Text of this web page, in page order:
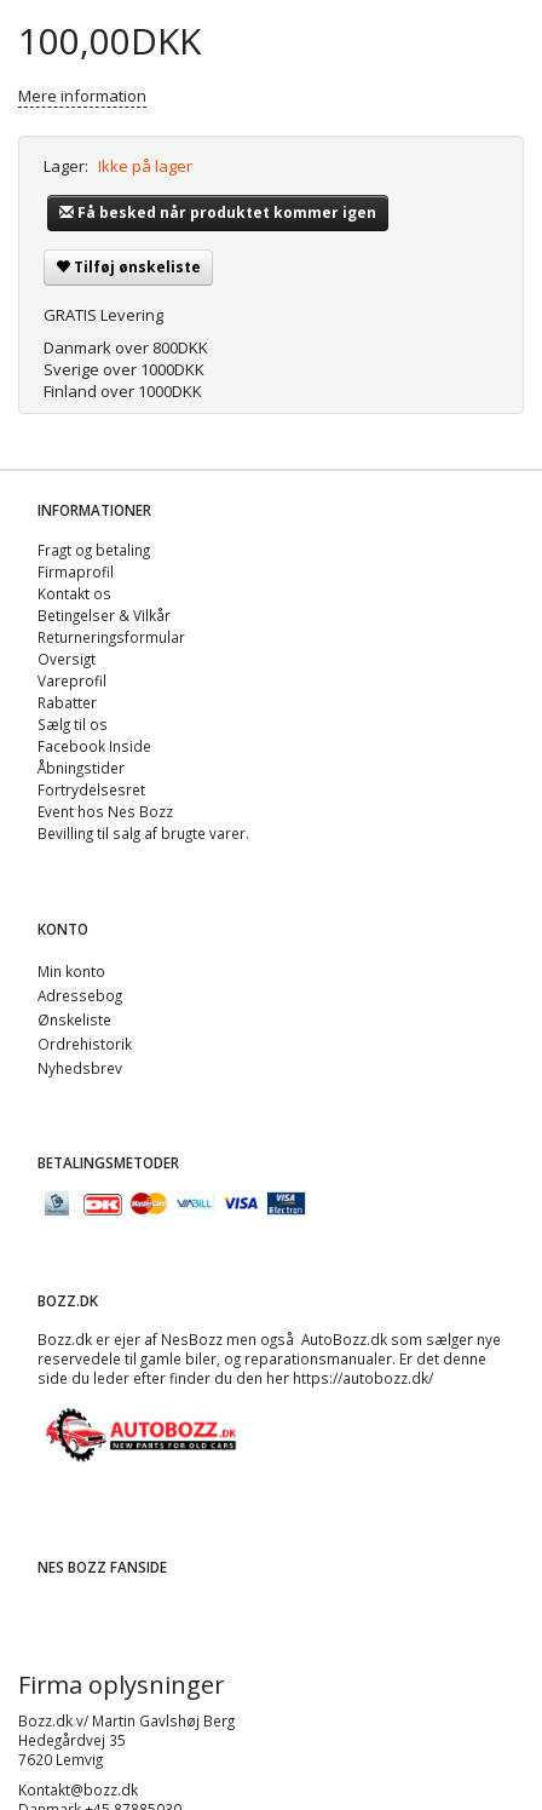
100,00DKK
Mere information
Lager: Ikke på lager
Få besked når produktet kommer igen
Tilføj ønskeliste
GRATIS Levering
Danmark over 800DKK
Sverige over 1000DKK
Finland over 1000DKK
INFORMATIONER
Fragt og betaling
Firmaprofil
Kontakt os
Betingelser & Vilkår
Returneringsformular
Oversigt
Vareprofil
Rabatter
Sælg til os
Facebook Inside
Åbningstider
Fortrydelsesret
Event hos Nes Bozz
Bevilling til salg af brugte varer.
KONTO
Min konto
Adressebog
Ønskeliste
Ordrehistorik
Nyhedsbrev
BETALINGSMETODER
BOZZ.DK
Bozz.dk er ejer af NesBozz men også AutoBozz.dk som sælger nye
reservedele til gamle biler, og reparationsmanualer. Er det denne
side du leder efter finder du den her https://autobozz.dk/
NES BOZZ FANSIDE
Firma oplysninger
Bozz.dk v/ Martin Gavlshøj Berg
Hedegårdvej 35
7620 Lemvig
Kontakt@bozz.dk